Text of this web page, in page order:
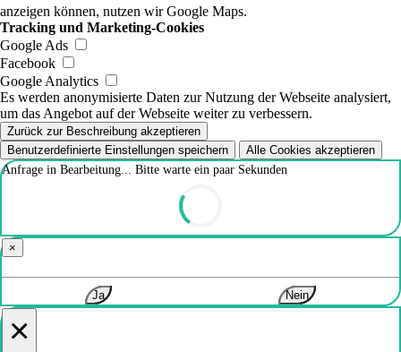
anzeigen können, nutzen wir Google Maps.
Tracking und Marketing-Cookies
Google Ads
Facebook
Google Analytics
Es werden anonymisierte Daten zur Nutzung der Webseite analysiert,
um das Angebot auf der Webseite weiter zu verbessern.
Zurück zur Beschreibung akzeptieren
Benutzerdefinierte Einstellungen speichern
Alle Cookies akzeptieren
Anfrage in Bearbeitung... Bitte warte ein paar Sekunden
×
Ja Nein
×